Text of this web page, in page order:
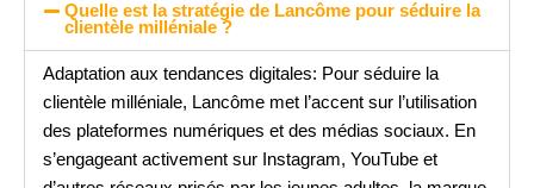
Quelle est la stratégie de Lancôme pour séduire la
clientèle milléniale ?
Adaptation aux tendances digitales: Pour séduire la
clientèle milléniale, Lancôme met l’accent sur l’utilisation
des plateformes numériques et des médias sociaux. En
s’engageant activement sur Instagram, YouTube et